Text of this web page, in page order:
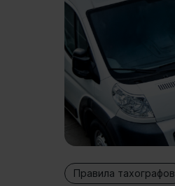
Правила тахографов